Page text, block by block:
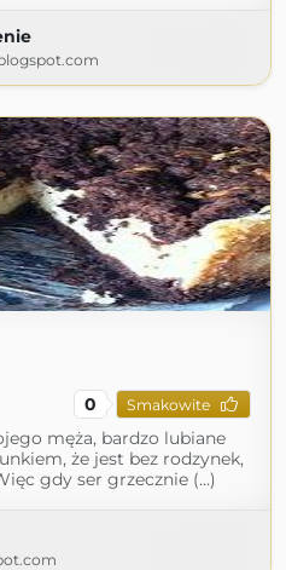
0 Smakowite
męża, bardzo lubiane
że jest bez rodzynek,
gdy ser grzecznie (...)